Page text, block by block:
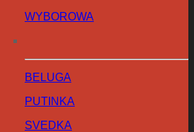
WYBOROWA
BELUGA
PUTINKA
SVEDKA